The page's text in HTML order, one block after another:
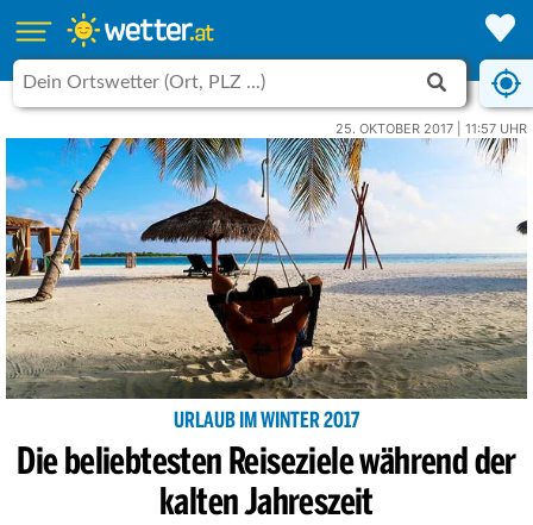
25. OKTOBER 2017 | 11:57 UHR
URLAUB IM WINTER 2017
Die beliebtesten Reiseziele während der
kalten Jahreszeit